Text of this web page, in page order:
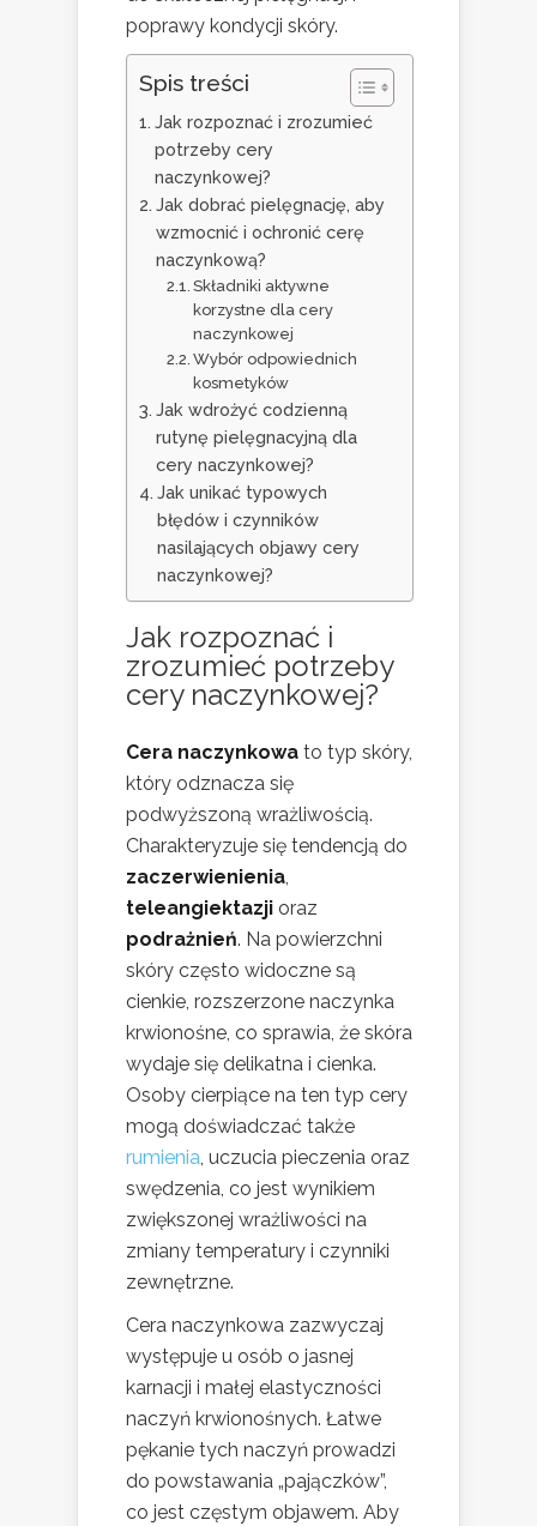
poprawy kondycji skóry.
Spis treści
Jak rozpoznać i zrozumieć
potrzeby cery
naczynkowej?
Jak dobrać pielęgnację, aby
wzmocnić i ochronić cerę
naczynkową?
Składniki aktywne
korzystne dla cery
naczynkowej
Wybór odpowiednich
kosmetyków
Jak wdrożyć codzienną
rutynę pielęgnacyjną dla
cery naczynkowej?
Jak unikać typowych
błędów i czynników
nasilających objawy cery
naczynkowej?
Jak rozpoznać i
zrozumieć potrzeby
cery naczynkowej?
Cera naczynkowa to typ skóry,
który odznacza się
podwyższoną wrażliwością.
Charakteryzuje się tendencją do
zaczerwienienia,
teleangiektazji oraz
podrażnień. Na powierzchni
skóry często widoczne są
cienkie, rozszerzone naczynka
krwionośne, co sprawia, że skóra
wydaje się delikatna i cienka.
Osoby cierpiące na ten typ cery
mogą doświadczać także
rumienia, uczucia pieczenia oraz
swędzenia, co jest wynikiem
zwiększonej wrażliwości na
zmiany temperatury i czynniki
zewnętrzne.
Cera naczynkowa zazwyczaj
występuje u osób o jasnej
karnacji i małej elastyczności
naczyń krwionośnych. Łatwe
pękanie tych naczyń prowadzi
do powstawania „pajączków”,
co jest częstym objawem. Aby